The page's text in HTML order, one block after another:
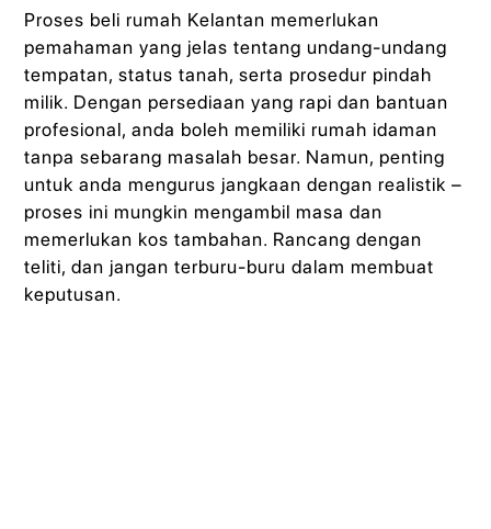
Proses beli rumah Kelantan memerlukan
pemahaman yang jelas tentang undang-undang
tempatan, status tanah, serta prosedur pindah
milik. Dengan persediaan yang rapi dan bantuan
profesional, anda boleh memiliki rumah idaman
tanpa sebarang masalah besar. Namun, penting
untuk anda mengurus jangkaan dengan realistik –
proses ini mungkin mengambil masa dan
memerlukan kos tambahan. Rancang dengan
teliti, dan jangan terburu-buru dalam membuat
keputusan.